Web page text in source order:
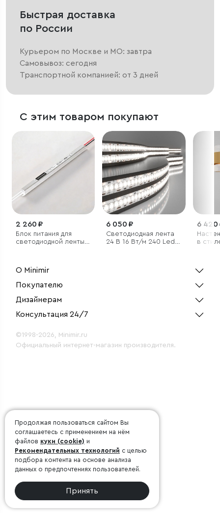
Быстрая доставка
по России
Курьером по Москве и МО: завтра
Самовывоз: сегодня
Транспортной компанией: от 3 дней
С этим товаром покупают
2 260 ₽
Блок питания для
светодиодной ленты
6 050 ₽
Светодиодная лента
24 В 16 Вт/м 240 Led/
6 420
в
О Minimir
Покупателю
Дизайнерам
Консультация 24/7
©1998-2026, Minimir.ru
Официальный интернет-магазин производителя.
Продолжая пользоваться сайтом Вы
соглашаетесь с применением на нём
файлов куки (cookie) и
Рекомендательных технологий с целью
подбора контента на основе анализа
данных о предпочтениях пользователей.
Принять